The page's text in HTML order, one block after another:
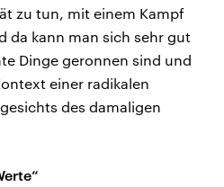
zu tun, mit einem Kampf
da kann man sich sehr gut
Dinge geronnen sind und
einer radikalen
des damaligen